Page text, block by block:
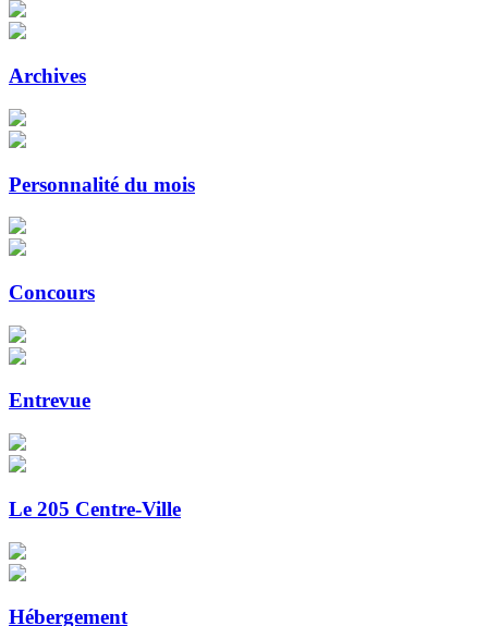
Archives
Personnalité du mois
Concours
Entrevue
Le 205 Centre-Ville
Hébergement